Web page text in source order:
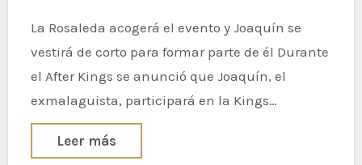
La Rosaleda acogerá el evento y Joaquín se
vestirá de corto para formar parte de él Durante
el After Kings se anunció que Joaquín, el
exmalaguista, participará en la Kings…
Leer más